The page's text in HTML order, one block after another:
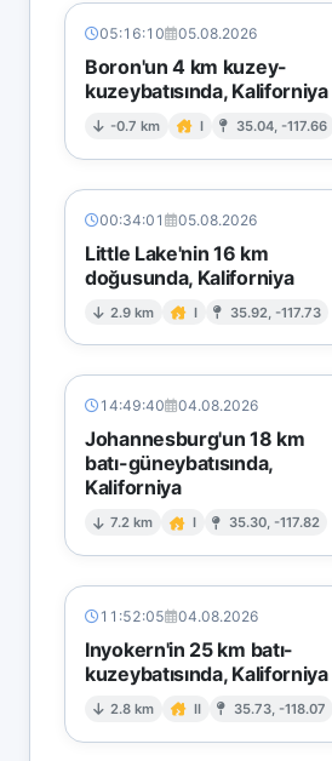
05:16:10 05.08.2026
Boron'un 4 km kuzey-
kuzeybatısında, Kaliforniya
-0.7 km I 35.04, -117.66
00:34:01 05.08.2026
Little Lake'nin 16 km
doğusunda, Kaliforniya
2.9 km I 35.92, -117.73
14:49:40 04.08.2026
Johannesburg'un 18 km
batı-güneybatısında,
Kaliforniya
7.2 km I 35.30, -117.82
11:52:05 04.08.2026
Inyokern'in 25 km batı-
kuzeybatısında, Kaliforniya
2.8 km II 35.73, -118.07